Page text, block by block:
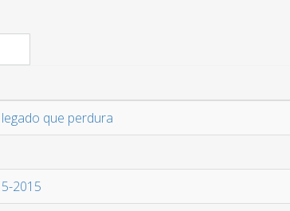
que perdura
2015